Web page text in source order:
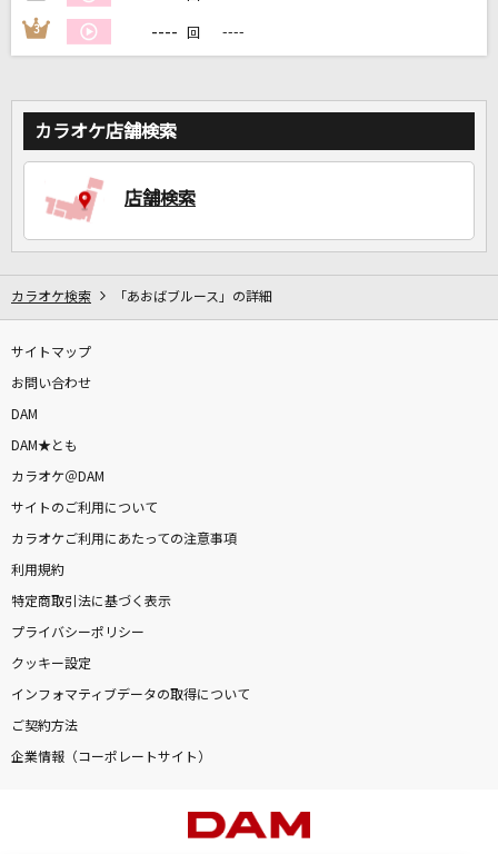
3 ---- 回 ----
カラオケ店舗検索
店舗検索
カラオケ検索 「あおばブルース」の詳細
サイトマップ
お問い合わせ
DAM
DAM★とも
カラオケ＠DAM
サイトのご利用について
カラオケご利用にあたっての注意事項
利用規約
特定商取引法に基づく表示
プライバシーポリシー
クッキー設定
インフォマティブデータの取得について
ご契約方法
企業情報（コーポレートサイト）